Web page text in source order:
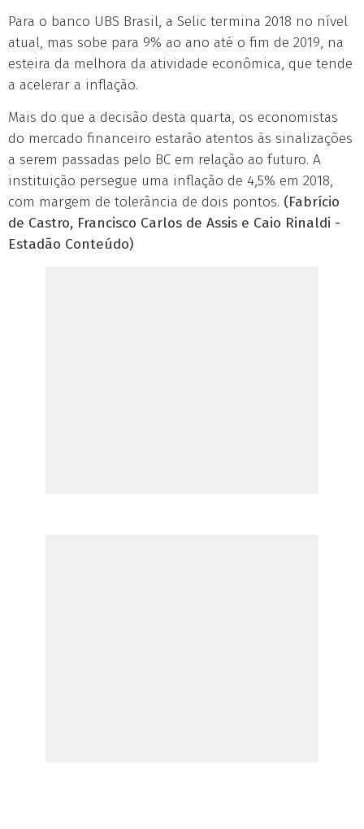
Para o banco UBS Brasil, a Selic termina 2018 no nível
atual, mas sobe para 9% ao ano até o fim de 2019, na
esteira da melhora da atividade econômica, que tende
a acelerar a inflação.
Mais do que a decisão desta quarta, os economistas
do mercado financeiro estarão atentos às sinalizações
a serem passadas pelo BC em relação ao futuro. A
instituição persegue uma inflação de 4,5% em 2018,
com margem de tolerância de dois pontos. (Fabrício
de Castro, Francisco Carlos de Assis e Caio Rinaldi -
Estadão Conteúdo)